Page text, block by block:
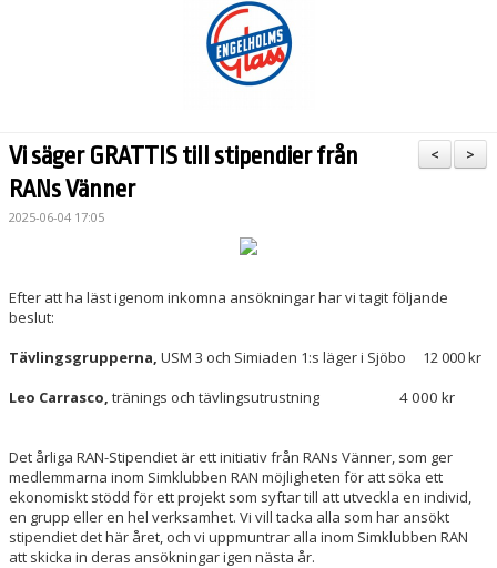
DOKUMENT
SEGEVÅNGSBADET
BLI SPONSOR
ANTIDOPING
>
<
Vi säger GRATTIS till stipendier från
RANs Vänner
2025-06-04 17:05
Efter att ha läst igenom inkomna ansökningar har vi tagit följande
beslut:
Tävlingsgrupperna, USM 3 och Simiaden 1:s läger i Sjöbo 12 000 kr
Leo Carrasco, tränings och tävlingsutrustning 4 000 kr
Det årliga RAN-Stipendiet är ett initiativ från RANs Vänner, som ger
medlemmarna inom Simklubben RAN möjligheten för att söka ett
ekonomiskt stödd för ett projekt som syftar till att utveckla en individ,
en grupp eller en hel verksamhet. Vi vill tacka alla som har ansökt
stipendiet det här året, och vi uppmuntrar alla inom Simklubben RAN
att skicka in deras ansökningar igen nästa år.